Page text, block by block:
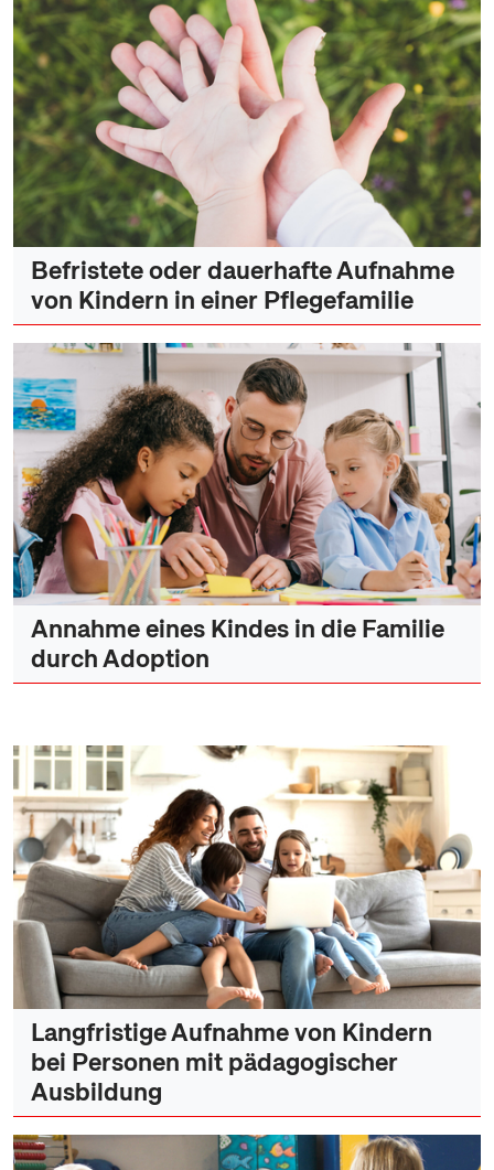
Befristete oder dauerhafte Aufnahme
von Kindern in einer Pflegefamilie
Annahme eines Kindes in die Familie
durch Adoption
Langfristige Aufnahme von Kindern
bei Personen mit pädagogischer
Ausbildung